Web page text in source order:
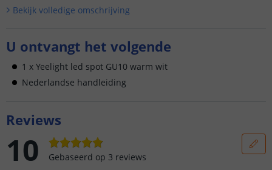
Bekijk volledige omschrijving
U ontvangt het volgende
1 x Yeelight led spot GU10 warm wit
Nederlandse handleiding
Reviews
10 Gebaseerd op 3 reviews